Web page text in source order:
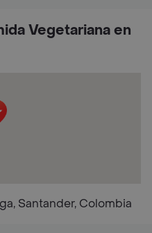
Vegetariana en
Santander, Colombia